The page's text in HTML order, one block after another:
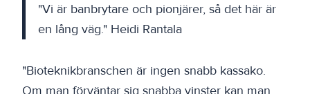
"Vi är banbrytare och pionjärer, så det här är
en lång väg." Heidi Rantala
"Bioteknikbranschen är ingen snabb kassako.
Om man förväntar sig snabba vinster kan man